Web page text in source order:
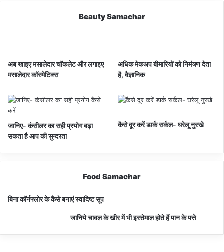
Beauty Samachar
अब खाइए मसालेदार चॉकलेट और लगाइए
मसालेदार कॉस्‍मेटिक्‍स
अधिक मेकअप बीमारियों को निमंत्र्ण देता
है, वैज्ञानिक
जानिए- कंसीलर का सही प्रयोग बढ़ा
सकता है आप की सुन्दरता
कैसे दूर करें डार्क सर्कल- घरेलू नुस्खे
Food Samachar
बिना कॉर्नफ्लोर के कैसे बनाएं स्वादिष्ट सूप
जानिये चावल के खीर में भी इस्तेमाल होते हैं पान के पत्ते